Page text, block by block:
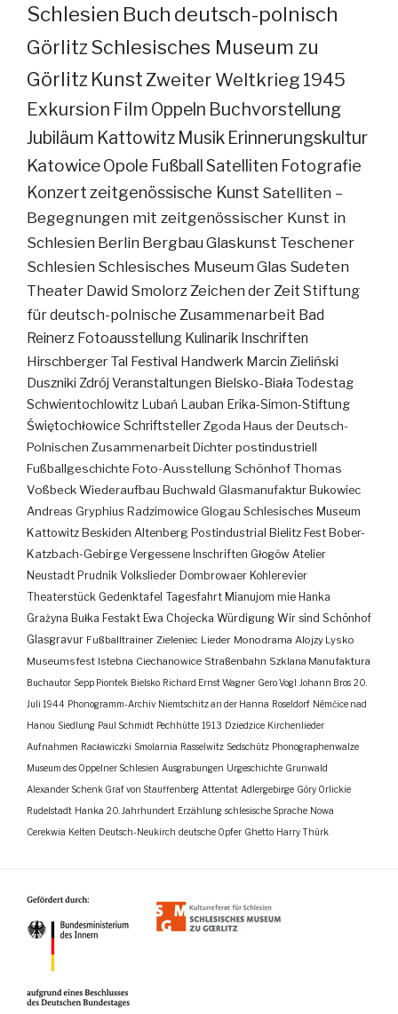
Schlesien Buch deutsch-polnisch
GörlitzSchlesisches Museum zu
Görlitz KunstZweiter Weltkrieg 1945
Exkursion Film Oppeln Buchvorstellung
Jubiläum Kattowitz Musik Erinnerungskultur
KatowiceOpole FußballSatelliten Fotografie
Konzertzeitgenössische Kunst Satelliten –
Begegnungen mit zeitgenössischer Kunst in
Schlesien Berlin BergbauGlaskunst Teschener
Schlesien Schlesisches MuseumGlas Sudeten
Theater Dawid Smolorz Zeichen der Zeit Stiftung
für deutsch-polnische Zusammenarbeit Bad
Reinerz Fotoausstellung Kulinarik Inschriften
Hirschberger Tal Festival Handwerk Marcin Zieliński
Duszniki Zdrój Veranstaltungen Bielsko-Biała Todestag
Schwientochlowitz
Lubań Lauban Erika-Simon-Stiftung
Świętochłowice SchriftstellerZgoda Haus der Deutsch-
Polnischen ZusammenarbeitDichterpostindustriell
Fußballgeschichte Foto-AusstellungSchönhofThomas
VoßbeckWiederaufbau Buchwald Glasmanufaktur Bukowiec
Andreas Gryphius Radzimowice Glogau Schlesisches Museum
Kattowitz Beskiden Altenberg Postindustrial Bielitz Fest Bober-
Katzbach-Gebirge Vergessene Inschriften Głogów Atelier
Neustadt Prudnik Volkslieder Dombrowaer Kohlerevier
Theaterstück Gedenktafel Tagesfahrt Mianujom mie Hanka
Grażyna Bułka Festakt Ewa Chojecka Würdigung Wir sind Schönhof
Glasgravur Fußballtrainer Zieleniec Lieder Monodrama Alojzy Lysko
Museumsfest Istebna Ciechanowice Straßenbahn Szklana Manufaktura
Buchautor Sepp Piontek Bielsko Richard Ernst Wagner Gero Vogl Johann Bros 20.
Juli 1944 Phonogramm-Archiv Niemtschitz an der Hanna Roseldorf Némčice nad
Hanou Siedlung Paul Schmidt Pechhütte 1913 Dziedzice Kirchenlieder
Aufnahmen Racławiczki Smolarnia Rasselwitz Sedschütz Phonographenwalze
Museum des Oppelner Schlesien Ausgrabungen Urgeschichte Grunwald
Alexander Schenk Graf von Stauffenberg Attentat Adlergebirge Góry Orlickie
Rudelstadt Hanka 20. Jahrhundert Erzählung schlesische Sprache Nowa
Cerekwia Kelten Deutsch-Neukirch deutsche Opfer Ghetto Harry Thürk